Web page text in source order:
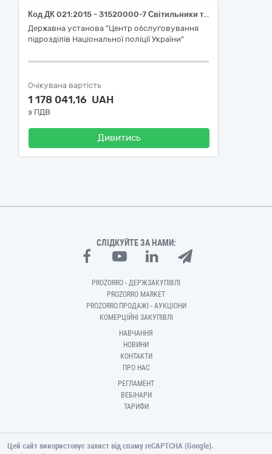
Код ДК 021:2015 - 31520000-7 Світильники та освітлювальна арматура (Світильник, драйвер, панель).
Державна установа "Центр обслуговування
підрозділів Національної поліції України"
Очікувана вартість
1 178 041,16 UAH
з ПДВ
Дивитись
СЛІДКУЙТЕ ЗА НАМИ:
PROZORRO - ДЕРЖЗАКУПІВЛІ
PROZORRO MARKET
PROZORRO.ПРОДАЖІ - АУКЦІОНИ
КОМЕРЦІЙНІ ЗАКУПІВЛІ
НАВЧАННЯ
НОВИНИ
КОНТАКТИ
ПРО НАС
РЕГЛАМЕНТ
ВЕБІНАРИ
ТАРИФИ
Цей сайт використовує захист від спаму reCAPTCHA (Google).